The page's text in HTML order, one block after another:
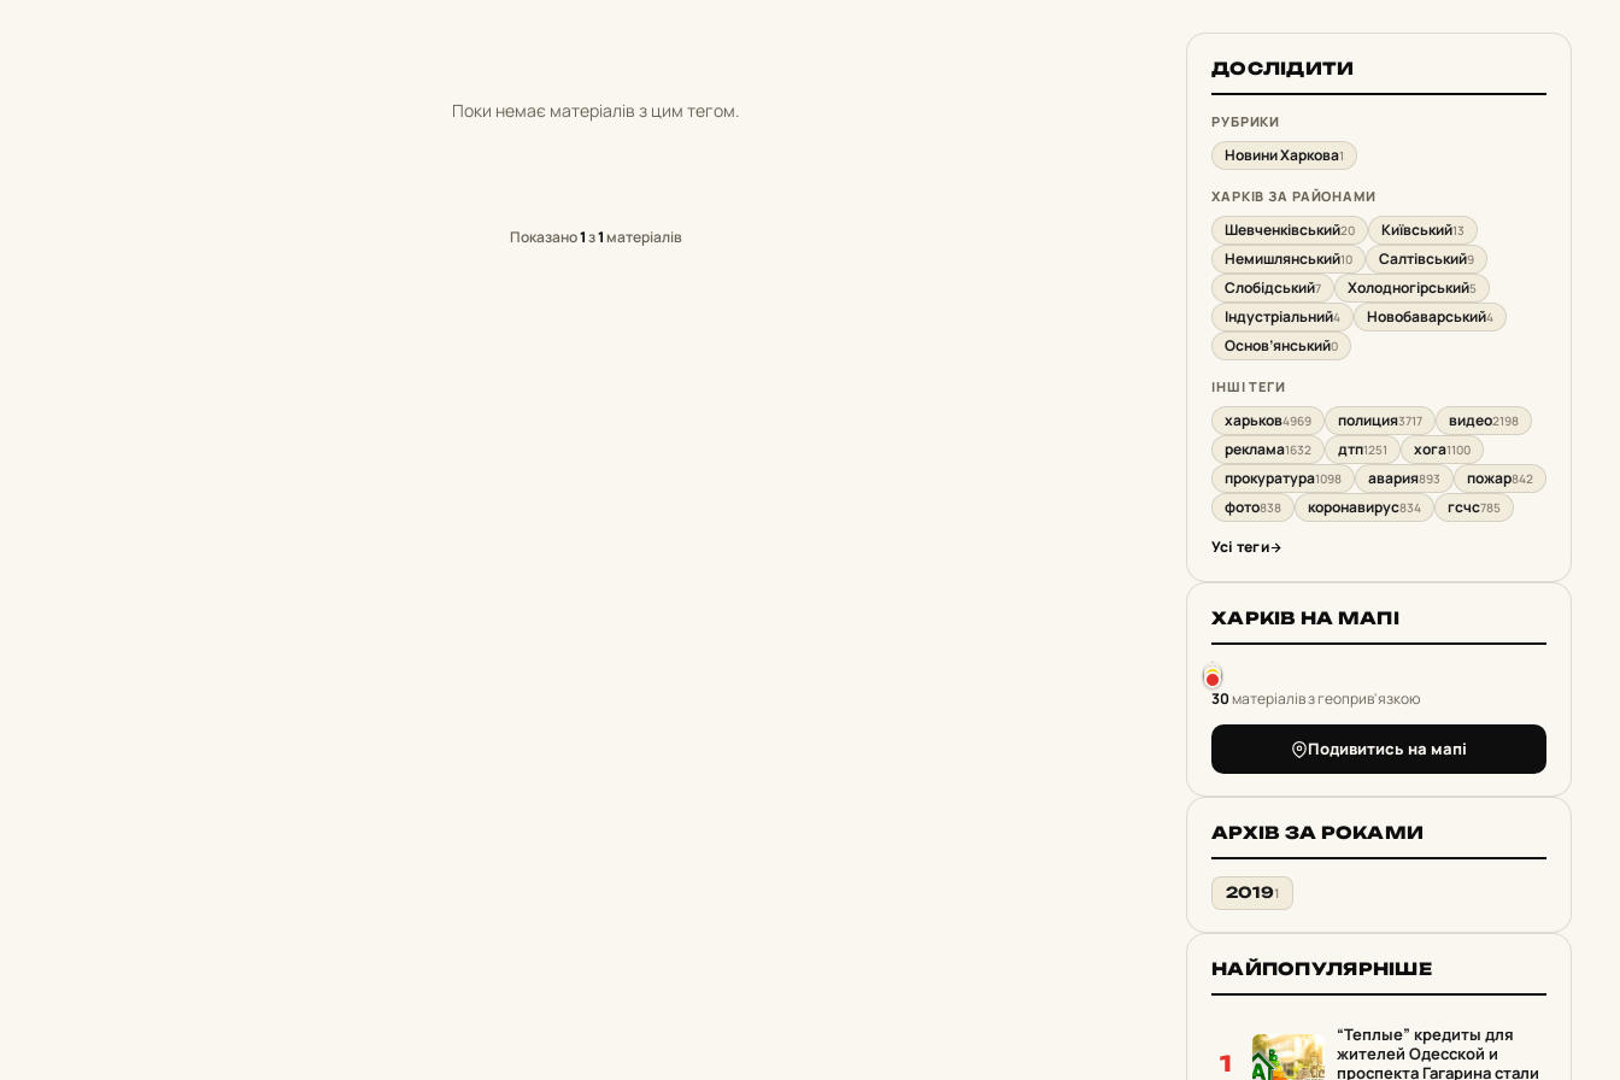
Поки немає матеріалів з цим тегом.
Показано1з1матеріалів
ДОСЛІДИТИ
РУБРИКИ
Новини Харкова1
ХАРКІВ ЗА РАЙОНАМИ
Шевченківський20 Київський13
Немишлянський10 Салтівський9
Слобідський7 Холодногірський5
Індустріальний4 Новобаварський4
Основ’янський0
ІНШІ ТЕГИ
харьков4969 полиция3717 видео2198
реклама1632 дтп1251 хога1100
прокуратура1098 авария893 пожар842
фото838 коронавирус834 гсчс785
Усі теги
ХАРКІВ НА МАПІ
30матеріалів з геоприв'язкою
Подивитись на мапі
АРХІВ ЗА РОКАМИ
20191
НАЙПОПУЛЯРНІШЕ
1
“Теплые” кредиты для
жителей Одесской и
проспекта Гагарина стали